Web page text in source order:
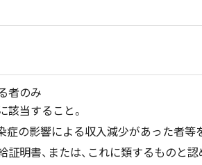
者のみ
当すること。
症の影響による収入減少があった者等
明書、または、これに類するものと